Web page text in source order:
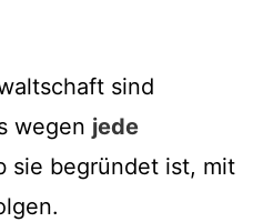
sind
wegen jede
sie begründet ist, mit